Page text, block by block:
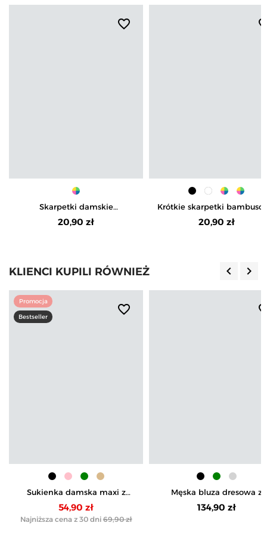
favorite_border
Skarpetki damskie
bezuciskowe za kostkę 3-pak
20,90 zł
Krótkie skarpetki
damskie 3-pak
20,90 zł
KLIENCI KUPILI RÓWNIEŻ keyboard_arrow_left keyboard_arrow_right
Promocja
Bestseller
favorite_border
Sukienka damska maxi z
bawełny z rozcięciem
54,90 zł
Najniższa cena z 30 dni 69,90 zł
Męska bluza dresowa z
kapturem rozpinana
134,90 zł